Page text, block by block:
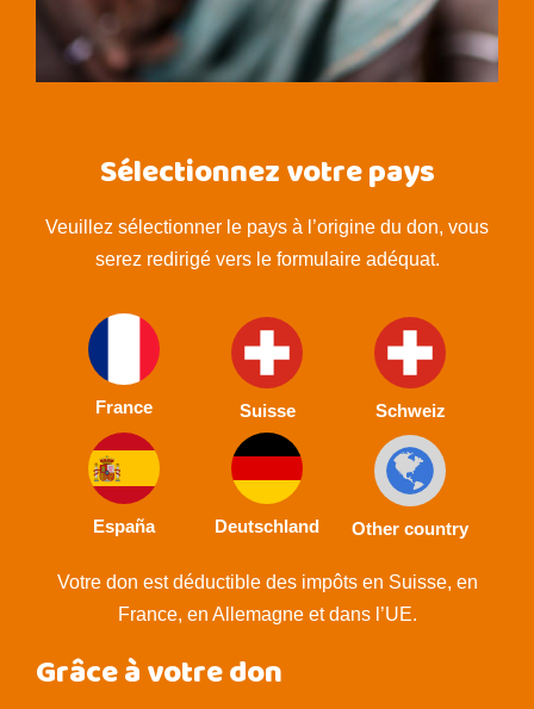
Sélectionnez votre pays
Veuillez sélectionner le pays à l’origine du don, vous
serez redirigé vers le formulaire adéquat.
France Suisse Schweiz
España Deutschland Other country
Votre don est déductible des impôts en Suisse, en
France, en Allemagne et dans l’UE.
Grâce à votre don